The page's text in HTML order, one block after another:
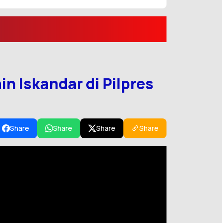
Iskandar di Pilpres
Share Share Share Share